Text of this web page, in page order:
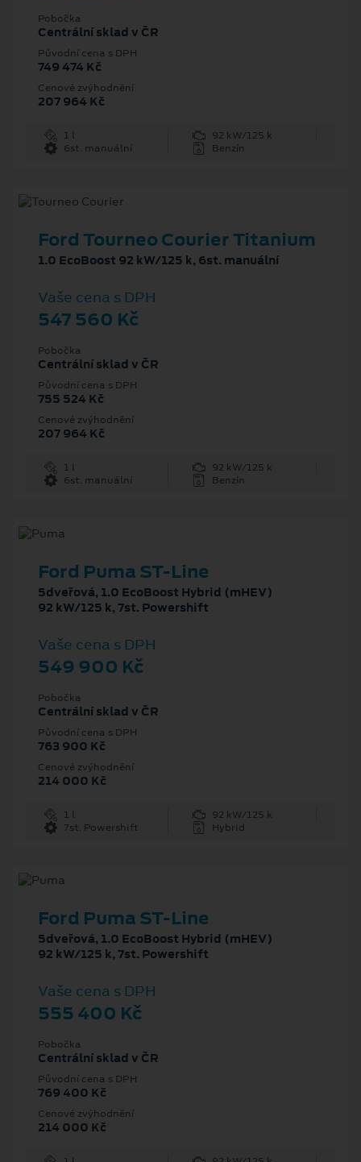
Pobočka
Centrální sklad v ČR
Původní cena s DPH
749 474 Kč
Cenové zvýhodnění
207 964 Kč
1 l
92 kW/125 k
6st. manuální
Benzín
Ford Tourneo Courier Titanium
1.0 EcoBoost 92 kW/125 k, 6st. manuální
Vaše cena s DPH
547 560 Kč
Pobočka
Centrální sklad v ČR
Původní cena s DPH
755 524 Kč
Cenové zvýhodnění
207 964 Kč
1 l
92 kW/125 k
6st. manuální
Benzín
Ford Puma ST-Line
5dveřová, 1.0 EcoBoost Hybrid (mHEV)
92 kW/125 k, 7st. Powershift
Vaše cena s DPH
549 900 Kč
Pobočka
Centrální sklad v ČR
Původní cena s DPH
763 900 Kč
Cenové zvýhodnění
214 000 Kč
1 l
92 kW/125 k
7st. Powershift
Hybrid
Ford Puma ST-Line
5dveřová, 1.0 EcoBoost Hybrid (mHEV)
92 kW/125 k, 7st. Powershift
Vaše cena s DPH
555 400 Kč
Pobočka
Centrální sklad v ČR
Původní cena s DPH
769 400 Kč
Cenové zvýhodnění
214 000 Kč